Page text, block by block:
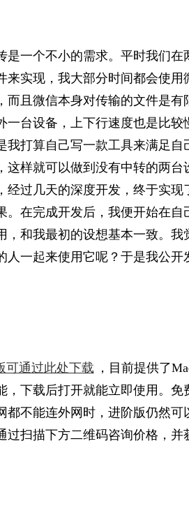
是一个不小的需求。平时我们在
来实现，我大部分时间都会使用
而且微信本身对传输的文件是有
一台设备，上下行速度也是比较
我打算自己写一款工具来满足自
这样就可以做到没有中转的两台
经过几天的深度开发，终于实现
。在完成开发后，我便开始在自
，和我最初的设想基本一致。我
人一起来使用它呢？于是我公开
可通过此处下载 ，目前提供了
，下载后打开就能立即使用。免
都不能连外网时，进阶版仍然可
过扫描下方二维码咨询价格，并